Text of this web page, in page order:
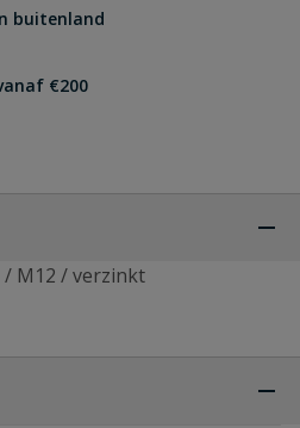
buitenland
€200
/ M12 / verzinkt